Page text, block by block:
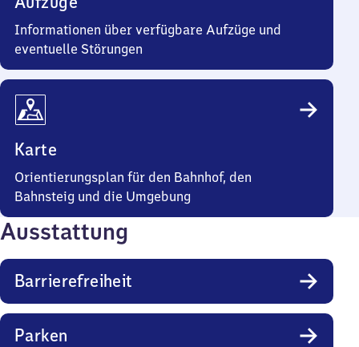
Informationen über verfügbare Aufzüge und
eventuelle Störungen
Karte
Orientierungsplan für den Bahnhof, den
Bahnsteig und die Umgebung
Ausstattung
Barrierefreiheit
Parken